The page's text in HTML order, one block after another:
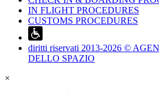
IN FLIGHT PROCEDURES
CUSTOMS PROCEDURES
diritti riservati 2013-2026 ©
DELLO SPAZIO
×